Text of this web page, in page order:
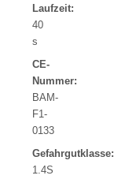
Laufzeit:
40
s
CE-
Nummer:
BAM-
F1-
0133
Gefahrgutklasse:
1.4S